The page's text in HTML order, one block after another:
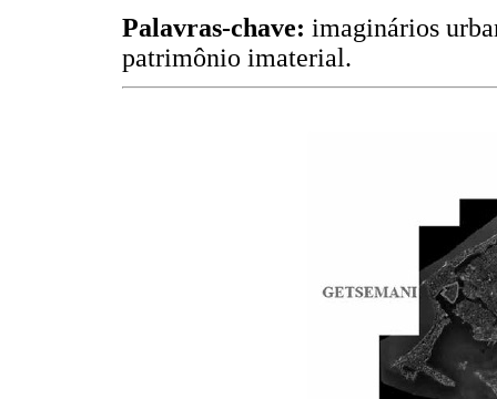
Palavras-chave: imaginários
patrimônio imaterial.